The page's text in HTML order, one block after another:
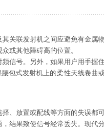
关联发射机之间应避免有金属
或其他障碍高的位置。
信号。另外，如果用户用手握
包式发射机上的柔性天线卷曲
、放置或配线等方面的失误都
结果致使信号经常丢失。现代